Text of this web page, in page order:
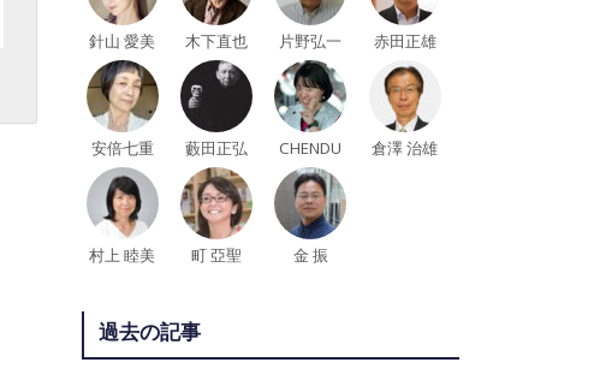
針山 愛美 木下直也 片野弘一 赤田正雄
安倍七重 藪田正弘 CHENDU 倉澤 治雄
村上 睦美 町 亞聖 金 振
過去の記事